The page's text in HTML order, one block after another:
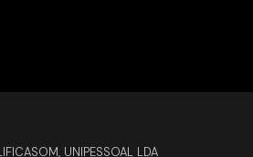
UNIPESSOAL LDA